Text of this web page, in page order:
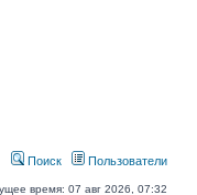
Поиск Пользователи
время: 07 авг 2026, 07:32